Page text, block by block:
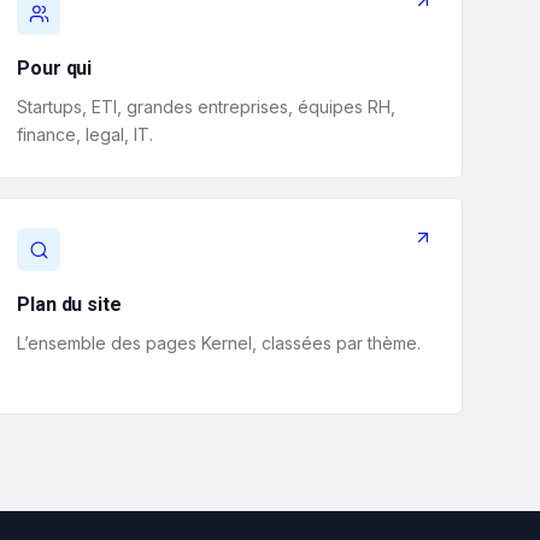
Pour qui
Startups, ETI, grandes entreprises, équipes RH,
finance, legal, IT.
Plan du site
L’ensemble des pages Kernel, classées par thème.